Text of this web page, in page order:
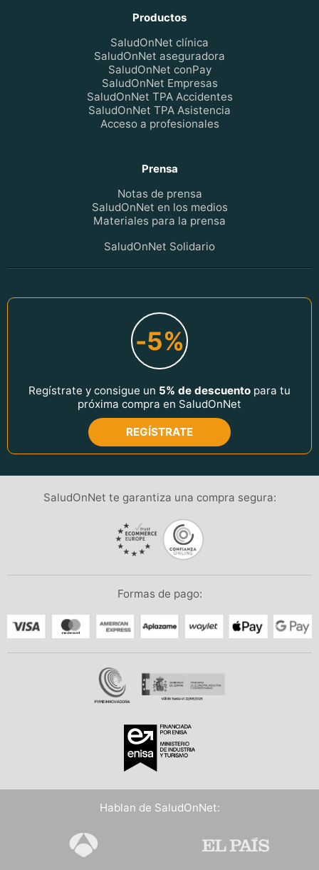
Productos
SaludOnNet clínica
SaludOnNet aseguradora
SaludOnNet conPay
SaludOnNet Empresas
SaludOnNet TPA Accidentes
SaludOnNet TPA Asistencia
Acceso a profesionales
Prensa
Notas de prensa
SaludOnNet en los medios
Materiales para la prensa
SaludOnNet Solidario
-5%
Regístrate y consigue un 5% de descuento para tu
próxima compra en SaludOnNet
REGÍSTRATE
SaludOnNet te garantiza una compra segura:
Formas de pago:
Hablan de SaludOnNet: